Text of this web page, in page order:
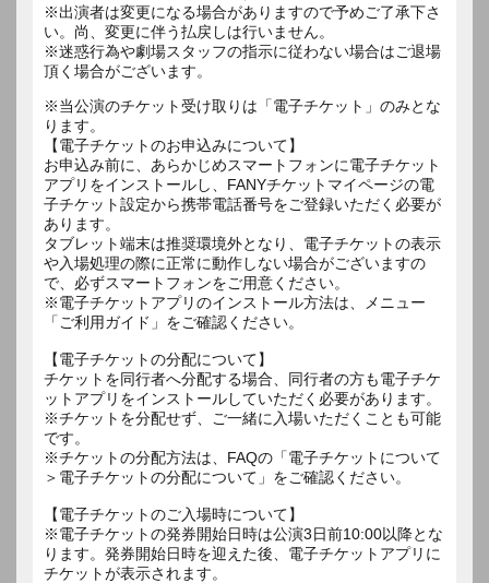
※出演者は変更になる場合がありますので予めご了承下さ
い。尚、変更に伴う払戻しは行いません。
※迷惑行為や劇場スタッフの指示に従わない場合はご退場
※当公演のチケット受け取りは「電子チケット」のみとな
ります。
【電子チケットのお申込みについて】
お申込み前に、あらかじめスマートフォンに電子チケット
アプリをインストールし、FANYチケットマイページの電
子チケット設定から携帯電話番号をご登録いただく必要が
あります。
タブレット端末は推奨環境外となり、電子チケットの表示
や入場処理の際に正常に動作しない場合がございますの
で、必ずスマートフォンをご用意ください。
※電子チケットアプリのインストール方法は、メニュー
「ご利用ガイド」をご確認ください。
【電子チケットの分配について】
チケットを同行者へ分配する場合、同行者の方も電子チケ
ットアプリをインストールしていただく必要があります。
※チケットを分配せず、ご一緒に入場いただくことも可能
です。
※チケットの分配方法は、FAQの「電子チケットについて
＞電子チケットの分配について」をご確認ください。
【電子チケットのご入場時について】
※電子チケットの発券開始日時は公演3日前10:00以降とな
ります。発券開始日時を迎えた後、電子チケットアプリに
チケットが表示されます。